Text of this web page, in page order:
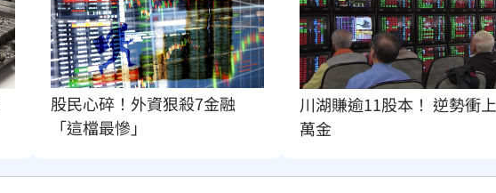
股民心碎！外資狠殺7金融
「這檔最慘」
川湖賺逾11股本！ 逆勢衝上
萬金